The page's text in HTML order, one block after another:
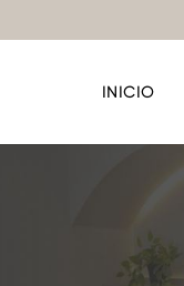
INICIO